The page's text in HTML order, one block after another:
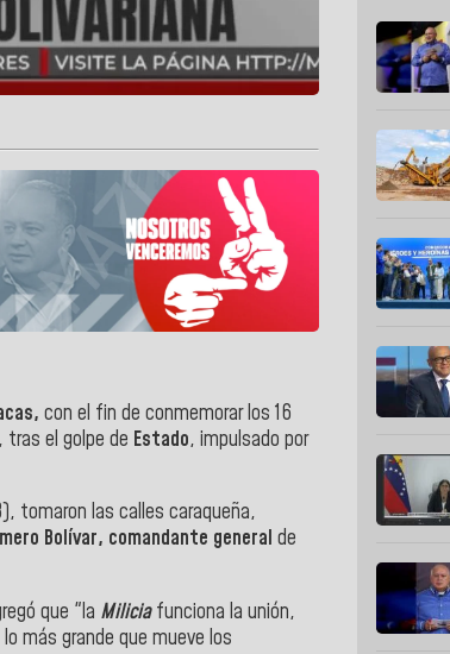
con el fin de conmemorar los 16
tras el golpe de Estado, impulsado por
tomaron las calles caraqueña,
Bolívar, comandante general de
que "la Miliciafunciona la unión,
más grande que mueve los